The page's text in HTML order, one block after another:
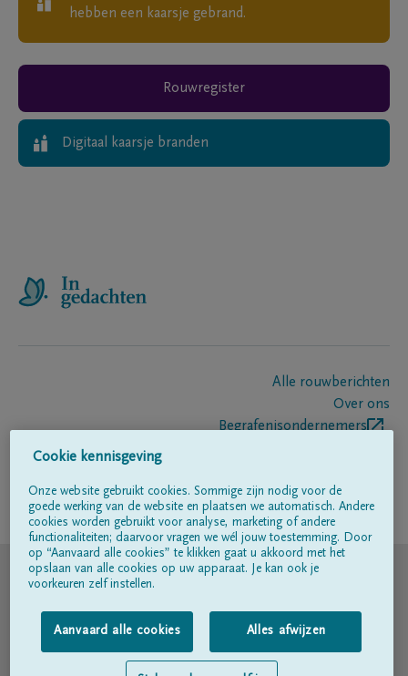
hebben een kaarsje gebrand.
Rouwregister
Digitaal kaarsje branden
Alle rouwberichten
Over ons
Begrafenisondernemers
Volg ons op
© DELA
Gebruiksvoorwaarden
Privacyverklaring
Cookie kennisgeving
Onze website gebruikt cookies. Sommige zijn nodig voor de
goede werking van de website en plaatsen we automatisch. Andere
cookies worden gebruikt voor analyse, marketing of andere
functionaliteiten; daarvoor vragen we wél jouw toestemming. Door
op “Aanvaard alle cookies” te klikken gaat u akkoord met het
opslaan van alle cookies op uw apparaat. Je kan ook je
voorkeuren zelf instellen.
Aanvaard alle cookies Alles afwijzen